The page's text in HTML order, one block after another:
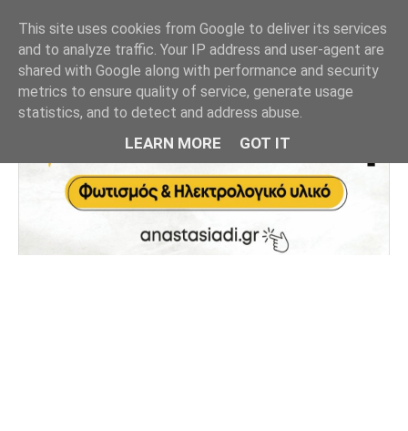
This site uses cookies from Google to deliver its services
and to analyze traffic. Your IP address and user-agent are
shared with Google along with performance and security
metrics to ensure quality of service, generate usage
statistics, and to detect and address abuse.
LEARN MORE GOT IT